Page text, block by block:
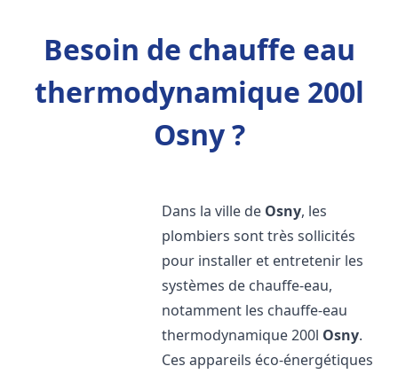
Besoin de chauffe eau
thermodynamique 200l
Osny ?
Dans la ville de Osny, les
plombiers sont très sollicités
pour installer et entretenir les
systèmes de chauffe-eau,
notamment les chauffe-eau
thermodynamique 200l Osny.
Ces appareils éco-énergétiques